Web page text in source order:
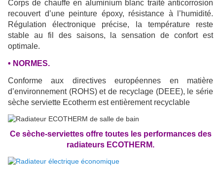
Corps de chauffe en aluminium blanc traité anticorrosion
recouvert d’une peinture époxy, résistance à l’humidité.
Régulation électronique précise, la température reste
stable au fil des saisons, la sensation de confort est
optimale.
• NORMES.
Conforme aux directives européennes en matière
d’environnement (ROHS) et de recyclage (DEEE), le série
sèche serviette Ecotherm est entièrement recyclable
Ce sèche-serviettes offre toutes les performances des
radiateurs ECOTHERM.